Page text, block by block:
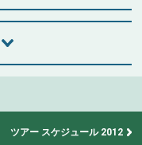
ツアー スケジュール 2012